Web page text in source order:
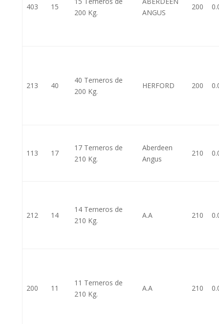
403 15
200 Kg.
ANGUS
200
213 40
40 Terneros de
200 Kg.
HERFORD 200
113 17
17 Terneros de
210 Kg.
Aberdeen
Angus
210
212 14
14 Terneros de
210 Kg.
A.A 210
200 11
11 Terneros de
210 Kg.
A.A 210